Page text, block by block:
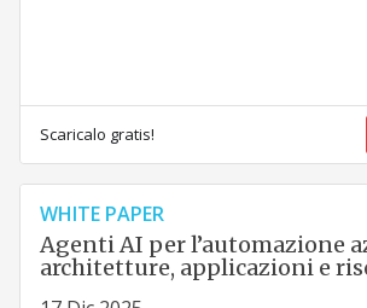
Scaricalo gratis!
WHITE PAPER
Agenti AI per l’automazione
architetture, applicazioni e